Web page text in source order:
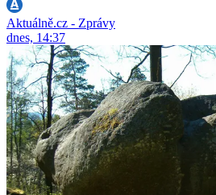
Aktuálně.cz - Zprávy
dnes, 14:37